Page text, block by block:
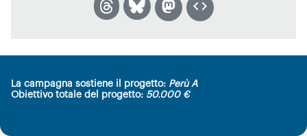
La campagna sostiene il progetto: Perù A
Obiettivo totale del progetto: 50.000 €